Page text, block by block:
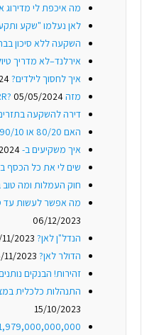
מה איכפת לי מדירוג
לאן נעלמו "שקע
השקעה ללא סיכון
אירלנד–לא מדריך
איך לחסוך לילדים?
מזה BRRRR?05/05/2024
דירה להשקעה
האם 80/20 או 90/10 כדאי?
איך משקיעים ב- S&P
שים לי את כל הכסף ב S&P 500
חוק העמלות ומה טוב
מה אפשר לעשות עד סוף
06/12/2023
הנדל"ן לאן? 2023
הדולר לאן? 11/2023
זהירות! הבנקים
התנהלות כלכלית במצב
15/10/2023
1,979,000,000,000 ₪ במזומן